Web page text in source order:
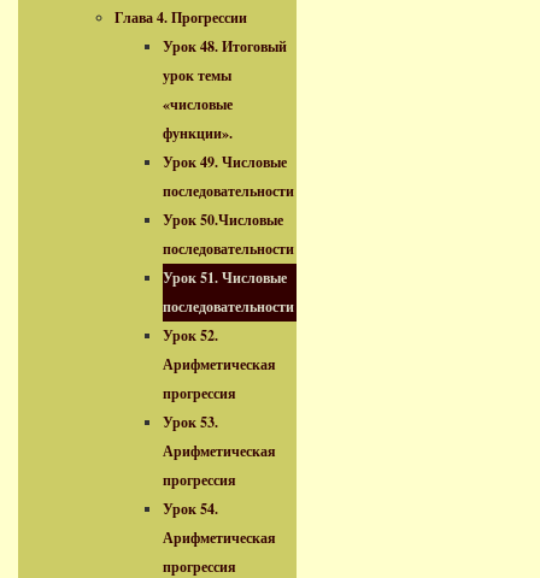
Глава 4. Прогрессии
Урок 48. Итоговый
урок темы
«числовые
функции».
Урок 49. Числовые
последовательности
Урок 50.Числовые
последовательности
Урок 51. Числовые
последовательности
Урок 52.
Арифметическая
прогрессия
Урок 53.
Арифметическая
прогрессия
Урок 54.
Арифметическая
прогрессия